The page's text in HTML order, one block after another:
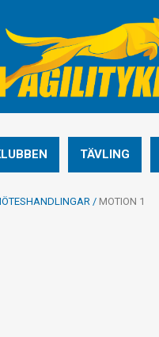
TÄVLING
/ MOTION 1